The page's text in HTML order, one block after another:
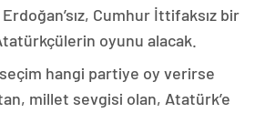
Cumhur İttifaksız bir
oyunu alacak.
hangi partiye oy verirse
millet sevgisi olan, Atatürk’e